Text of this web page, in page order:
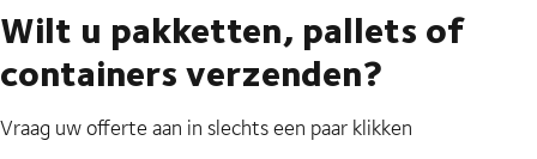
Wilt u pakketten, pallets of
containers verzenden?
Vraag uw offerte aan in slechts een paar klikken